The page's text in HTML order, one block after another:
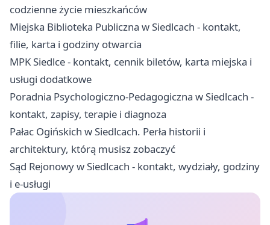
codzienne życie mieszkańców
Miejska Biblioteka Publiczna w Siedlcach - kontakt,
filie, karta i godziny otwarcia
MPK Siedlce - kontakt, cennik biletów, karta miejska i
usługi dodatkowe
Poradnia Psychologiczno-Pedagogiczna w Siedlcach -
kontakt, zapisy, terapie i diagnoza
Pałac Ogińskich w Siedlcach. Perła historii i
architektury, którą musisz zobaczyć
Sąd Rejonowy w Siedlcach - kontakt, wydziały, godziny
i e-usługi